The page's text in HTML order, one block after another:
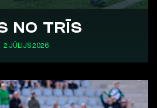
NO TRĪS
2 JŪLIJS 2026